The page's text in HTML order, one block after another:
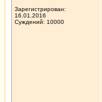
Зарегистрирован:
16.01.2016
Суждений: 10000